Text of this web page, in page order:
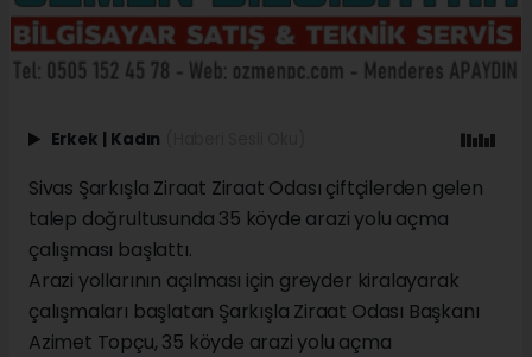
Erkek | Kadın
Sivas Şarkışla Ziraat Ziraat Odası çiftçilerden gelen
talep doğrultusunda 35 köyde arazi yolu açma
çalışması başlattı.
Arazi yollarının açılması için greyder kiralayarak
çalışmaları başlatan Şarkışla Ziraat Odası Başkanı
Azimet Topçu, 35 köyde arazi yolu açma